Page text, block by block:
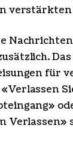
verstärkten
für
Verlassen»